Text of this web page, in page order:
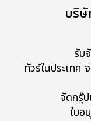
บริษั
รับ
ทัวร์ในประเทศ
จัดกรุ๊
ใบอ